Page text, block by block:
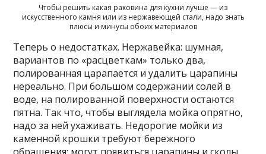
Чтобы решить какая раковина для кухни лучше — из
искусственного камня или из нержавеющей стали, надо знать
плюсы и минусы обоих материалов
Теперь о недостатках. Нержавейка: шумная,
вариантов по «расцветкам» только два,
полированная царапается и удалить царапины
нереально. При большом содержании солей в
воде, на полированной поверхности остаются
пятна. Так что, чтобы выглядела мойка опрятно,
надо за ней ухаживать. Недорогие мойки из
каменной крошки требуют бережного